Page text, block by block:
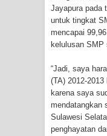
Jayapura pada
untuk tingkat
mencapai
kelulusan SMP
“Jadi, saya
(TA) 2012-
karena saya
mendatangkan
Sulawesi
penghayatan